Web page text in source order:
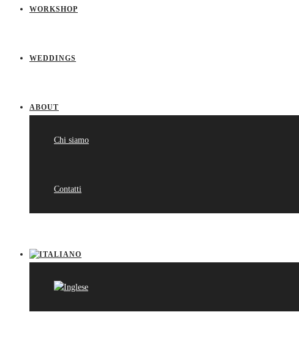
WORKSHOP
WEDDINGS
ABOUT
Chi siamo
Contatti